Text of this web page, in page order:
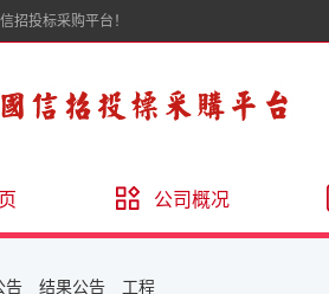
招投标采购平台！
公司概况
告 结果公告 工程